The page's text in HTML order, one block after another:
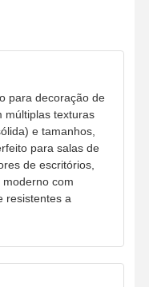
Quem
para decoração de
múltiplas texturas
e tamanhos,
para salas de
de escritórios,
com
resistentes a